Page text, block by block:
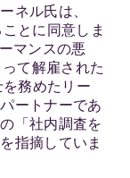
ネル氏は、
とに同意しま
マンスの悪
て解雇された
務めたリー
ートナーであ
「社内調査を
指摘していま